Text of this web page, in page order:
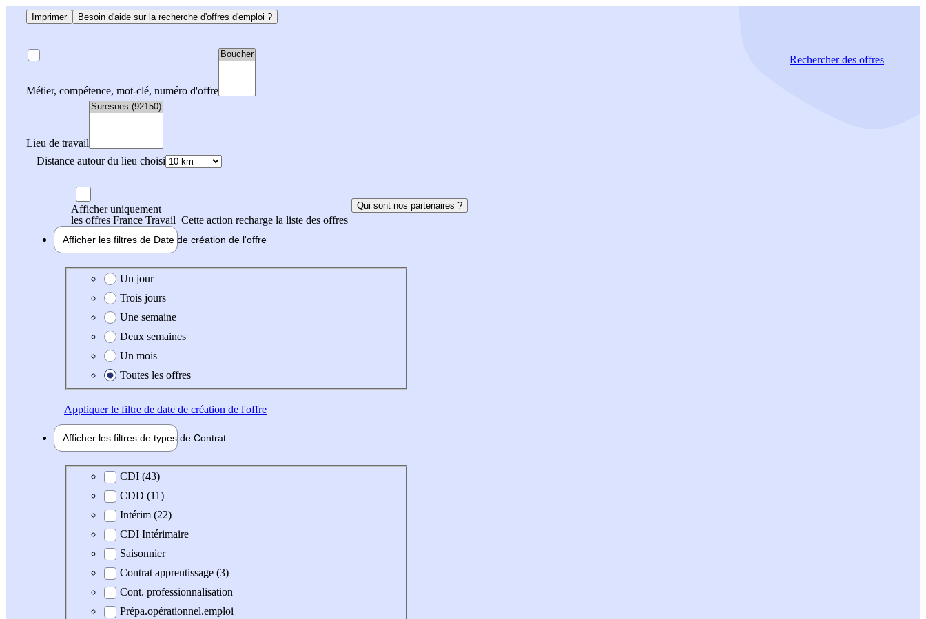
Imprimer Besoin d'aide sur la recherche d'offres d'emploi ?
Métier, compétence, mot-clé, numéro d'offre
Lieu de travail
Distance autour du lieu choisi
Rechercherdes offres
Afficher uniquement
les offres France Travail Cette action recharge la liste des offres
Qui sont nos partenaires ?
Afficher les filtres de Date de création de l'offre
Date de création de l'offre
Un jour
Trois jours
Une semaine
Deux semaines
Un mois
Toutes les offres
Appliquerle filtre de date de création de l'offre
Afficher les filtres de types de Contrat
Type de contratCDI (43)
CDD (11)
Intérim (22)
CDI Intérimaire
Saisonnier
Contrat apprentissage (3)
Cont. professionnalisation
Prépa.opérationnel.emploi